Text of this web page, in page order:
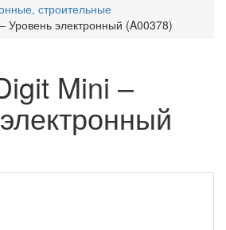
строительные
Уровень электронный (A00378)
Mini –